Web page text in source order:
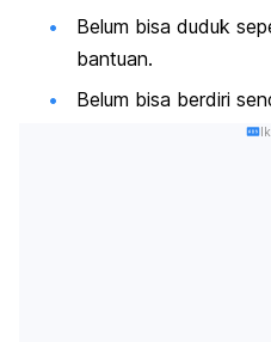
Belum bisa duduk
bantuan.
Belum bisa berdiri